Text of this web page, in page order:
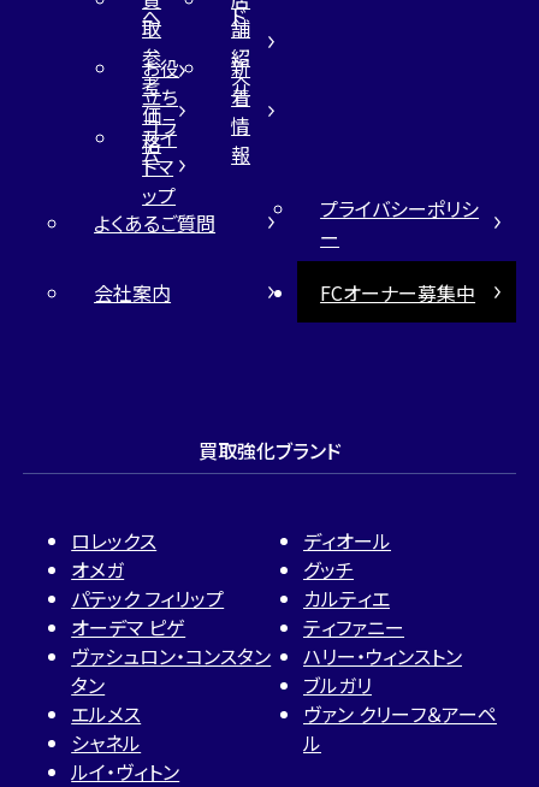
へ
ド
取
参
考
価
格
舗
紹
介
お役
立ち
コラ
ム
新
着
情
報
サイ
トマ
ップ
よくあるご質問
プライバシーポリシ
ー
会社案内
FCオーナー募集中
買取強化ブランド
ロレックス
オメガ
パテック フィリップ
オーデマ ピゲ
ヴァシュロン・コンスタン
タン
エルメス
シャネル
ルイ・ヴィトン
ディオール
グッチ
カルティエ
ティファニー
ハリー・ウィンストン
ブルガリ
ヴァン クリーフ＆アーペ
ル